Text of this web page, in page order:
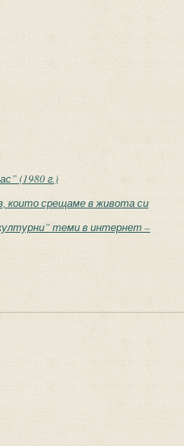
(1980 г.)
които срещаме в живота си
теми в интернет –